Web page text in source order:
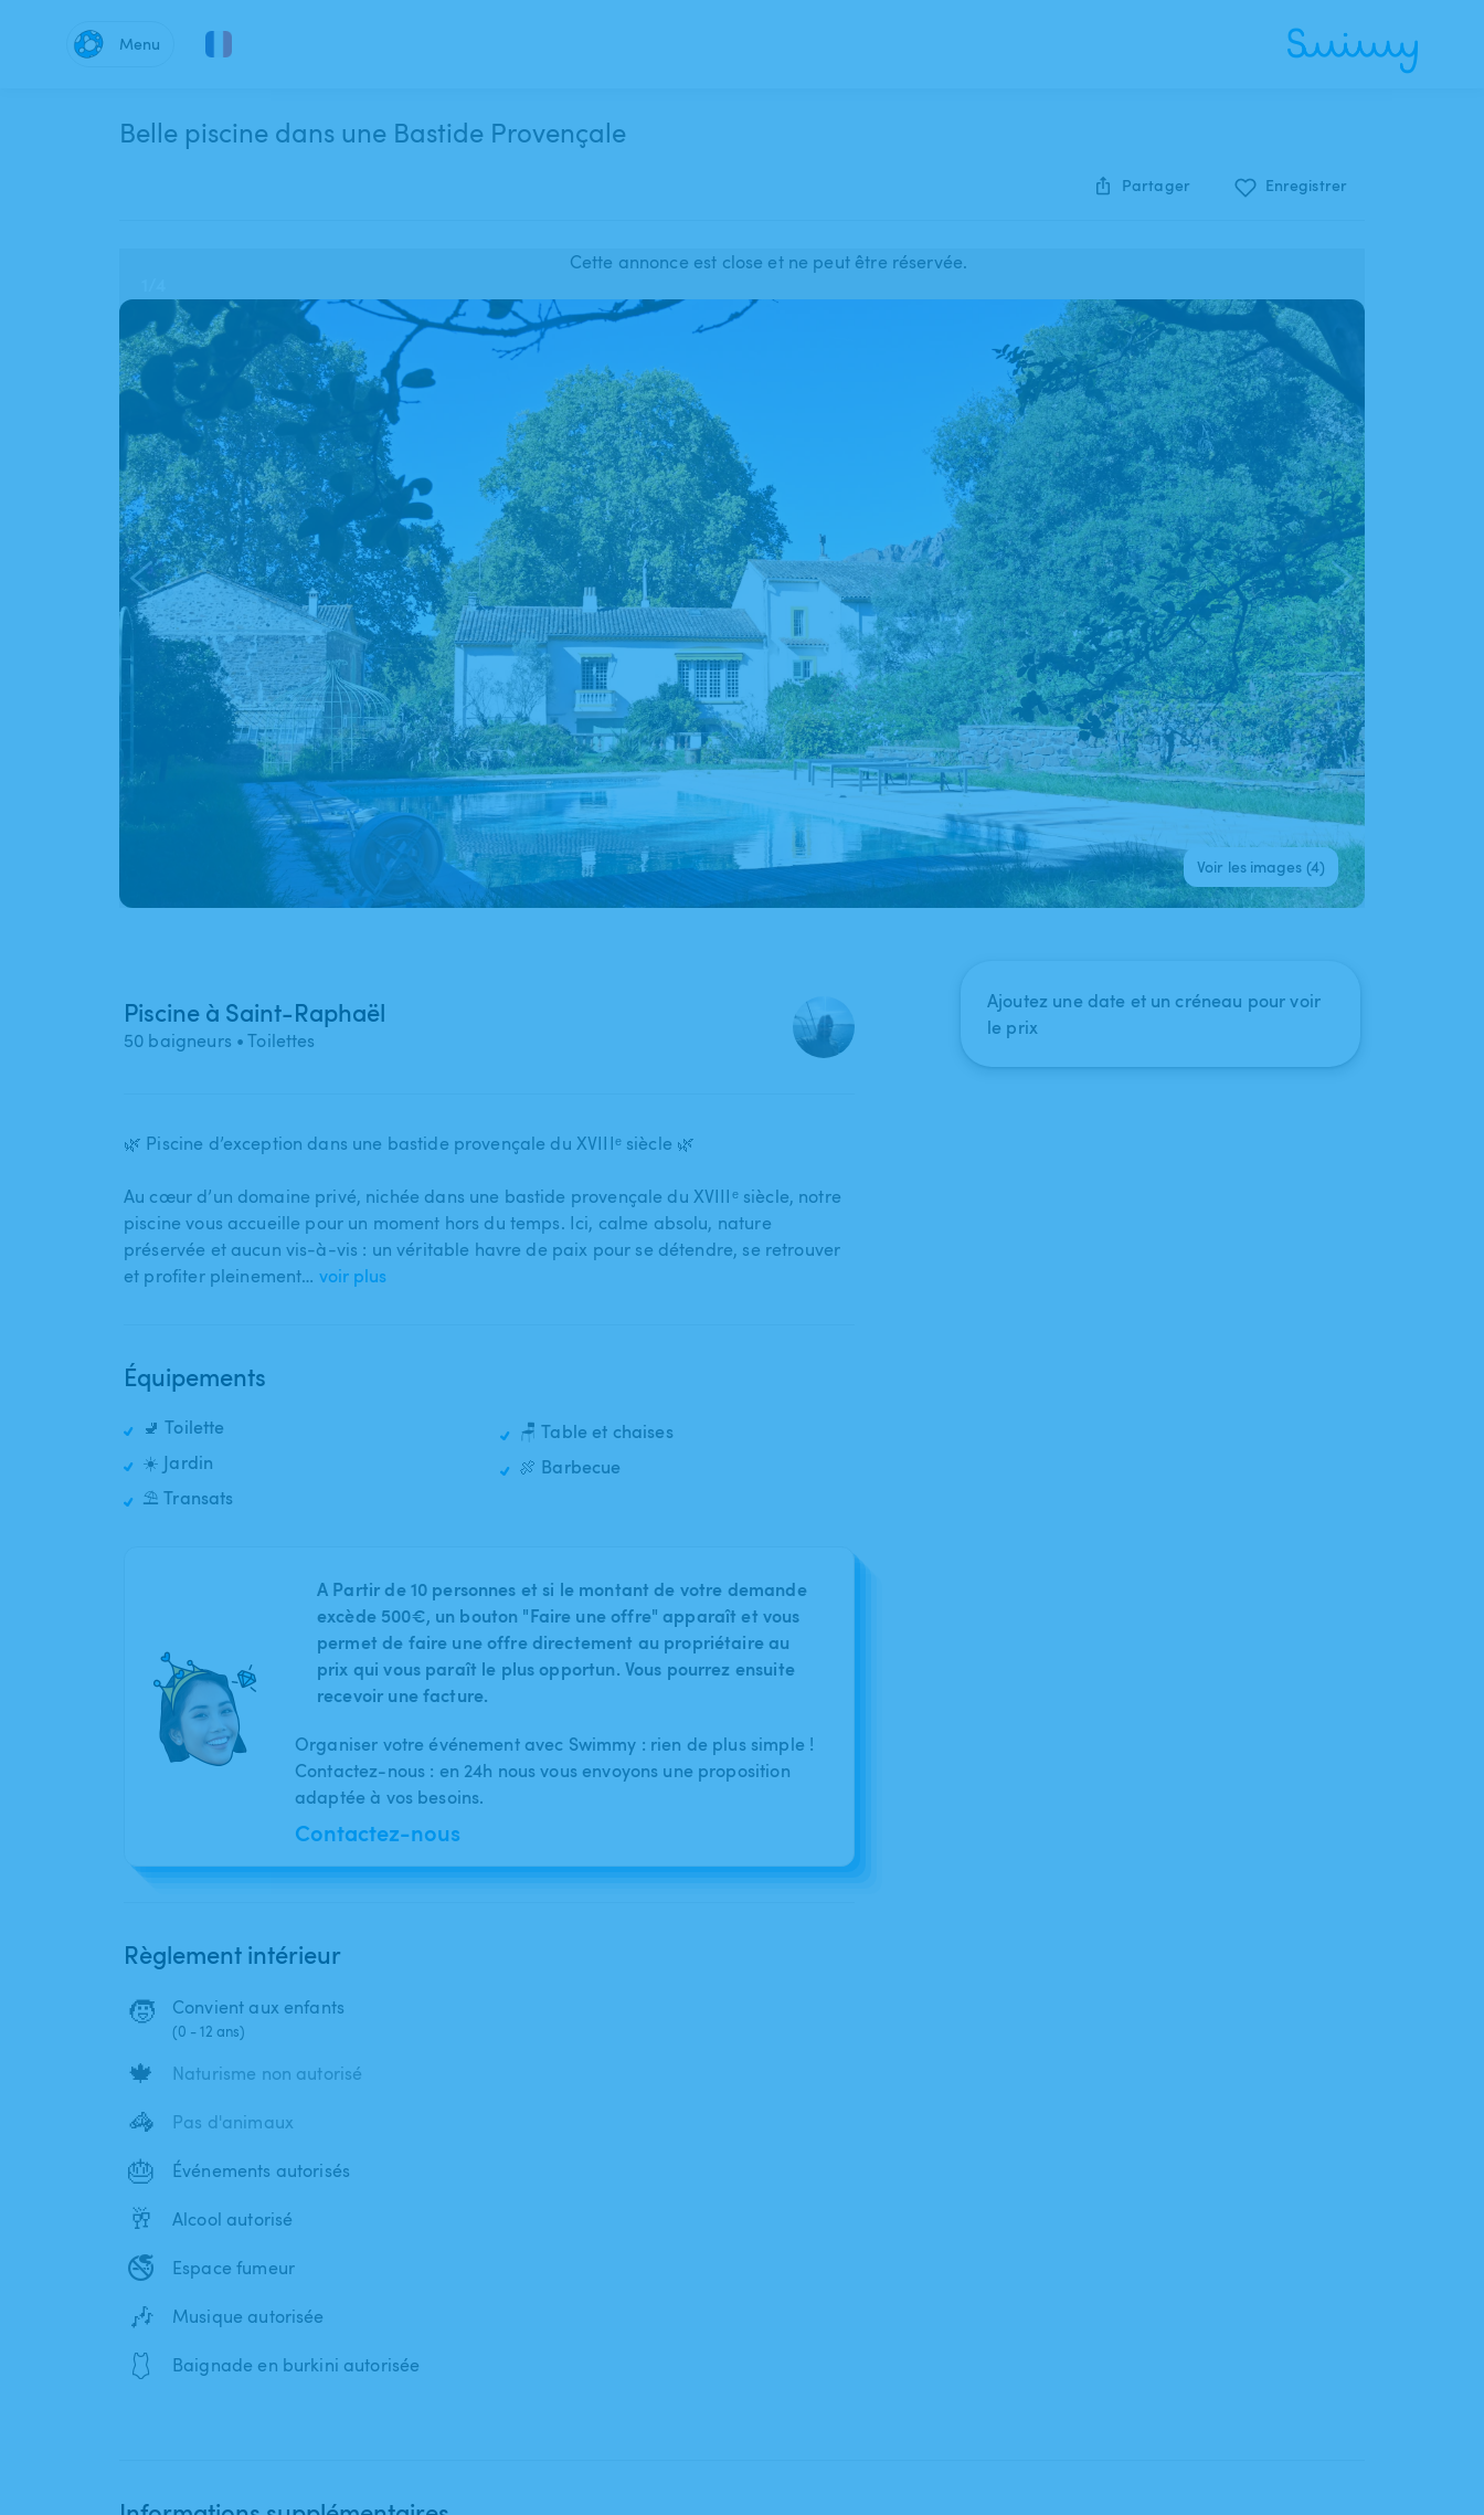
Menu
Belle piscine dans une Bastide Provençale
Partager Enregistrer
Cette annonce est close et ne peut être réservée.
Voir les images (4)
Piscine à Saint-Raphaël
50 baigneurs • Toilettes
🌿 Piscine d’exception dans une bastide provençale du XVIIIᵉ siècle 🌿
Au cœur d’un domaine privé​,​ nichée dans une bastide provençale du XVIIIᵉ siècle​,​ notre
piscine vous accueille pour un moment hors du temps. Ici​,​ calme absolu​,​ nature
préservée et aucun vis-à-vis : un véritable havre de paix pour se détendre​,​ se retrouver
et profiter pleinement… voir plus
Équipements
🚽 Toilette
☀️ Jardin
⛱️ Transats
🪑 Table et chaises
🍖 Barbecue
A Partir de 10 personnes et si le montant de votre demande
excède 500€, un bouton "Faire une offre" apparaît et vous
permet de faire une offre directement au propriétaire au
prix qui vous paraît le plus opportun. Vous pourrez ensuite
recevoir une facture.
Organiser votre événement avec Swimmy : rien de plus simple !
Contactez-nous : en 24h nous vous envoyons une proposition
adaptée à vos besoins.
Contactez-nous
Règlement intérieur
🧒 Convient aux enfants
(0 - 12 ans)
🍁 Naturisme non autorisé
🦓 Pas d'animaux
🎂 Événements autorisés
🥂 Alcool autorisé
🚭 Espace fumeur
🎶 Musique autorisée
🩱 Baignade en burkini autorisée
Ajoutez une date et un créneau pour voir
le prix